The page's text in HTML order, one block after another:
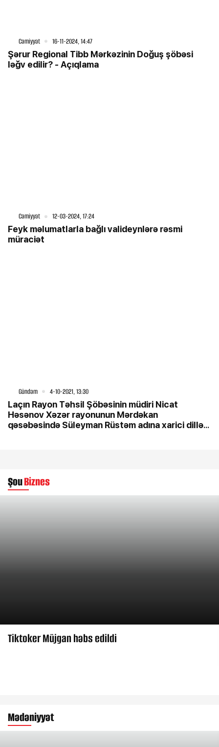
Cəmiyyət 16-11-2024, 14:47
Şərur Regional Tibb Mərkəzinin Doğuş şöbəsi
ləğv edilir? - Açıqlama
Cəmiyyət 12-03-2024, 17:24
Feyk məlumatlarla bağlı valideynlərə rəsmi
müraciət
Gündəm 4-10-2021, 13:30
Laçın Rayon Təhsil Şöbəsinin müdiri Nicat
Həsənov Xəzər rayonunun Mərdəkan
qəsəbəsində Süleyman Rüstəm adına xarici dillər
ŞouBiznes
Tiktoker Müjgan həbs edildi
Mədəniyyət